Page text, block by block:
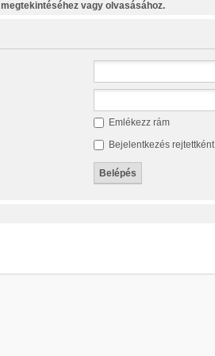
vagy olvasásához.
Emlékezz rám
Bejelentkezés rejtettként